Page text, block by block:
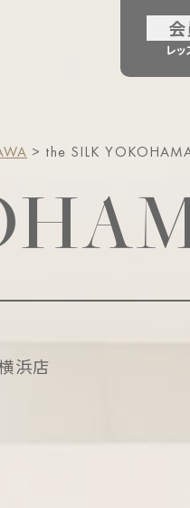
> the SILK
浜店
レ